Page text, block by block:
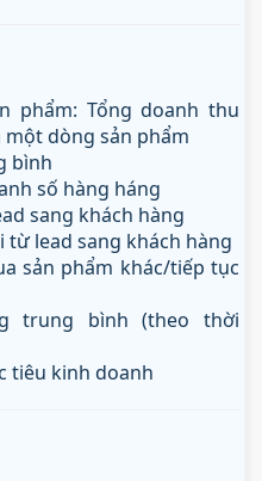
phẩm: Tổng doanh thu
dòng sản phẩm
bình
số hàng háng
sang khách hàng
từ lead sang khách hàng
sản phẩm khác/tiếp tục
trung bình (theo thời
tiêu kinh doanh